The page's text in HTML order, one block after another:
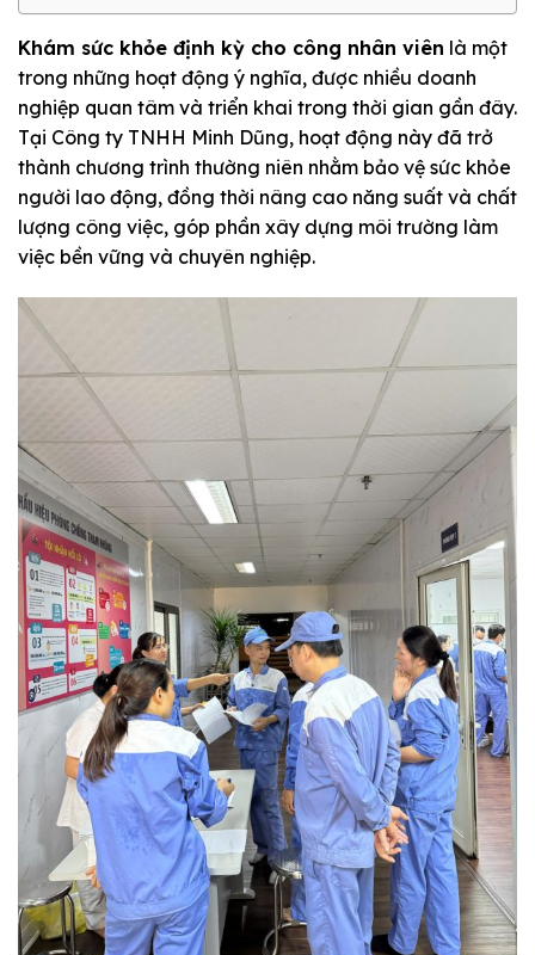
Khám sức khỏe định kỳ cho công nhân viên là một
trong những hoạt động ý nghĩa, được nhiều doanh
nghiệp quan tâm và triển khai trong thời gian gần đây.
Tại Công ty TNHH Minh Dũng, hoạt động này đã trở
thành chương trình thường niên nhằm bảo vệ sức khỏe
người lao động, đồng thời nâng cao năng suất và chất
lượng công việc, góp phần xây dựng môi trường làm
việc bền vững và chuyên nghiệp.